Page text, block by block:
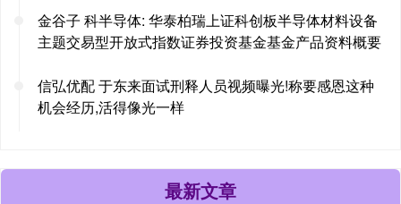
金谷子 科半导体: 华泰柏瑞上证科创板半导体材料设备
主题交易型开放式指数证券投资基金基金产品资料概要
信弘优配 于东来面试刑释人员视频曝光!称要感恩这种
机会经历,活得像光一样
最新文章